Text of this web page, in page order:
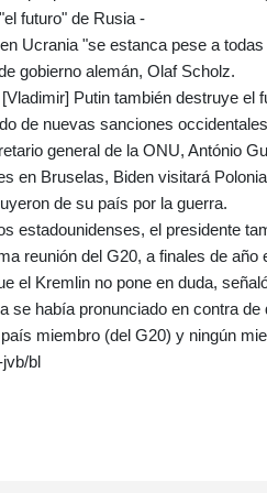
futuro" de Rusia -
Ucrania "se estanca pese a
gobierno alemán, Olaf Scholz.
Putin también destruye el
de nuevas sanciones
general de la ONU, António
en Bruselas, Biden visitará
de su país por la guerra.
estadounidenses, el presidente
reunión del G20, a finales de año
el Kremlin no pone en duda,
se había pronunciado en contra
miembro (del G20) y ningún
bl